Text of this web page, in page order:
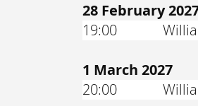
28 February
19:00
1 March 2027
20:00